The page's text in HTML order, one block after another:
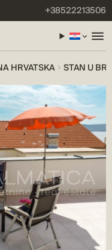
+38522213506
HRVATSKA STAN U